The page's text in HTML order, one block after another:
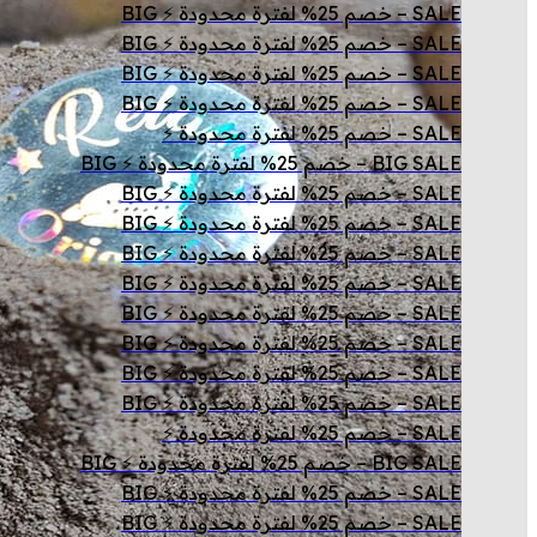
SALE – خصم 25% لفترة محدودة ⚡ BIG
SALE – خصم 25% لفترة محدودة ⚡ BIG
SALE – خصم 25% لفترة محدودة ⚡ BIG
SALE – خصم 25% لفترة محدودة ⚡ BIG
SALE – خصم 25% لفترة محدودة ⚡
BIG SALE – خصم 25% لفترة محدودة ⚡ BIG
SALE – خصم 25% لفترة محدودة ⚡ BIG
SALE – خصم 25% لفترة محدودة ⚡ BIG
SALE – خصم 25% لفترة محدودة ⚡ BIG
SALE – خصم 25% لفترة محدودة ⚡ BIG
SALE – خصم 25% لفترة محدودة ⚡ BIG
SALE – خصم 25% لفترة محدودة ⚡ BIG
SALE – خصم 25% لفترة محدودة ⚡ BIG
SALE – خصم 25% لفترة محدودة ⚡ BIG
SALE – خصم 25% لفترة محدودة ⚡
BIG SALE – خصم 25% لفترة محدودة ⚡ BIG
SALE – خصم 25% لفترة محدودة ⚡ BIG
SALE – خصم 25% لفترة محدودة ⚡ BIG